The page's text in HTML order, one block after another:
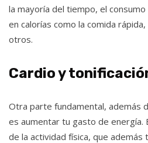
la mayoría del tiempo, el
en calorías como la comida
otros.
Cardio y
Otra parte fundamental, además
es aumentar tu gasto de energía.
de la actividad física, que